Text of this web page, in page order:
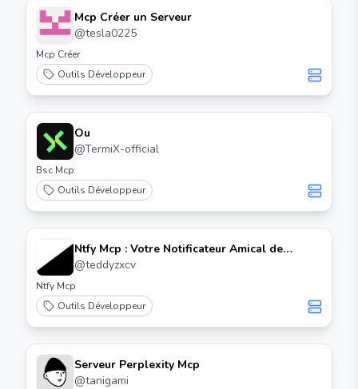
Mcp Créer un Serveur
@tesla0225
Mcp Créer
Outils Développeur
Ou
@TermiX-official
Bsc Mcp
Outils Développeur
Ntfy Mcp : Votre Notificateur Amical de
Complétion de Tâches
@teddyzxcv
Ntfy Mcp
Outils Développeur
Serveur Perplexity Mcp
@tanigami